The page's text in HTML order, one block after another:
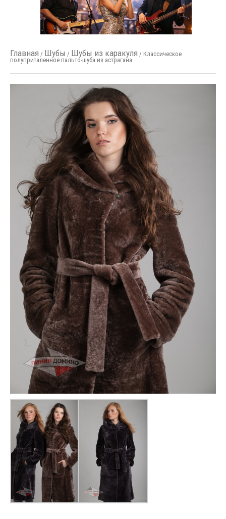
Главная / Шубы / Шубы из каракуля / Классическое
полуприталенное пальто-шуба из астрагана